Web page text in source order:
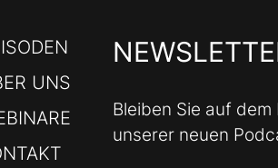
UNS
Bleiben Sie auf
unserer neuen